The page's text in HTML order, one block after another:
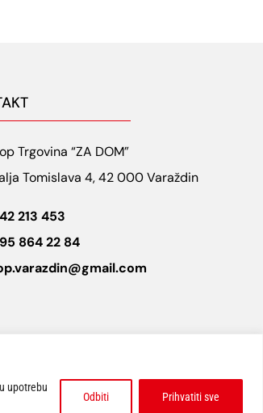
upotrebu
Odbiti Prihvatiti sve
Trgovina “ZA DOM”
Tomislava 4, 42 000 Varaždin
213 453
864 22 84
Website design:ARTCAT